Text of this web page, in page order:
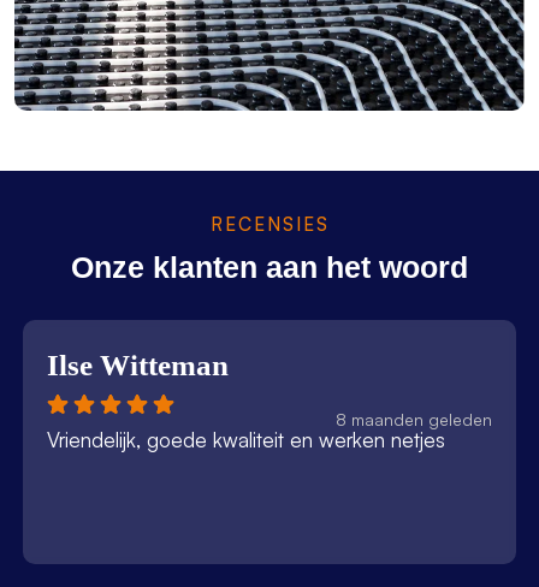
RECENSIES
Onze klanten aan het woord
Ilse Witteman
8 maanden geleden
Vriendelijk, goede kwaliteit en werken netjes